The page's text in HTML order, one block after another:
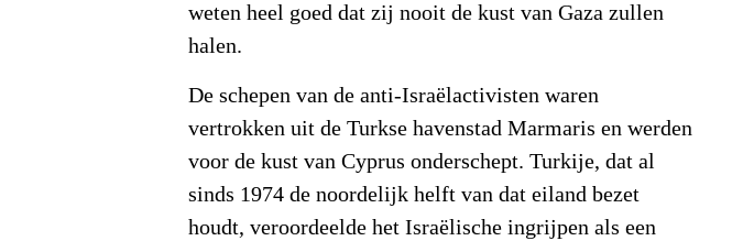
weten heel goed dat zij nooit de kust van Gaza zullen
halen.
De schepen van de anti-Israëlactivisten waren
vertrokken uit de Turkse havenstad Marmaris en werden
voor de kust van Cyprus onderschept. Turkije, dat al
sinds 1974 de noordelijk helft van dat eiland bezet
houdt, veroordeelde het Israëlische ingrijpen als een